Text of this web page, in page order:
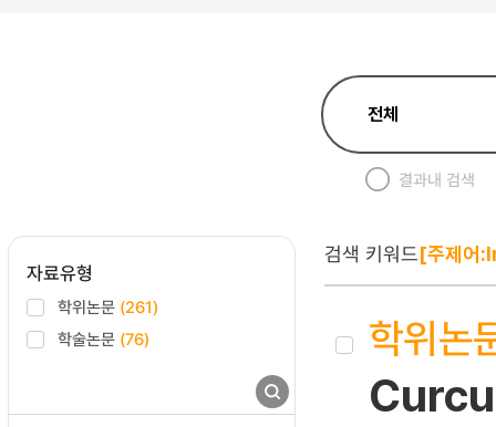
결과내 검색
자료유형
학위논문 (261)
학술논문 (76)
검색 키워드[주제어
학위논